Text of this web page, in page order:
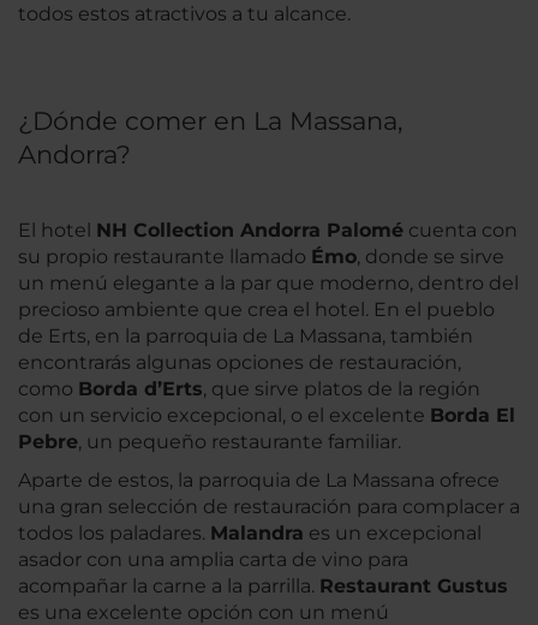
todos estos atractivos a tu alcance.
¿Dónde comer en La Massana,
Andorra?
El hotel NH Collection Andorra Palomé cuenta con
su propio restaurante llamado Émo, donde se sirve
un menú elegante a la par que moderno, dentro del
precioso ambiente que crea el hotel. En el pueblo
de Erts, en la parroquia de La Massana, también
encontrarás algunas opciones de restauración,
como Borda d’Erts, que sirve platos de la región
con un servicio excepcional, o el excelente Borda El
Pebre, un pequeño restaurante familiar.
Aparte de estos, la parroquia de La Massana ofrece
una gran selección de restauración para complacer a
todos los paladares. Malandra es un excepcional
asador con una amplia carta de vino para
acompañar la carne a la parrilla. Restaurant Gustus
es una excelente opción con un menú